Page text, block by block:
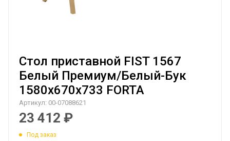
Стол приставной FIST 1567
Белый Премиум/Белый-Бук
1580х670х733 FORTA
Артикул: 00-07088621
23 412 ₽
Под заказ